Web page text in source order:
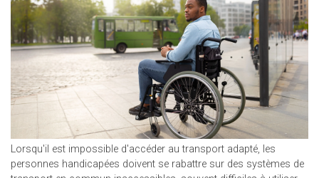
Lorsqu'il est impossible d'accéder au transport adapté, les
personnes handicapées doivent se rabattre sur des systèmes de